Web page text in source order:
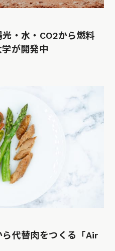
・水・CO2から燃料
が開発中
代替肉をつくる「Air